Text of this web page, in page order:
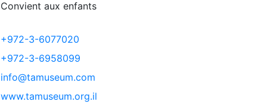
aux enfants
+972-3-6077020
+972-3-6958099
info@tamuseum.com
www.tamuseum.org.il